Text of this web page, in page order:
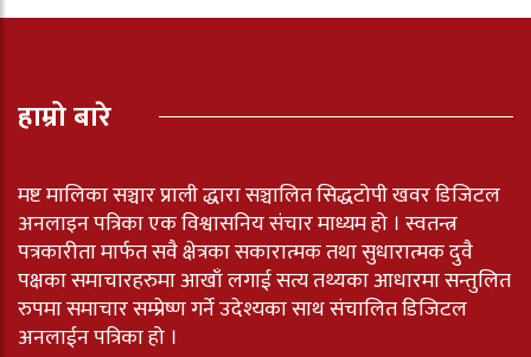
हाम्रो बारे
मष्ट मालिका सञ्चार प्राली द्धारा सञ्चालित सिद्धटोपी खवर डिजिटल
अनलाइन पत्रिका एक विश्वासनिय संचार माध्यम हो । स्वतन्त्र
पत्रकारीता मार्फत सवै क्षेत्रका सकारात्मक तथा सुधारात्मक दुवै
पक्षका समाचारहरुमा आखाँ लगाई सत्य तथ्यका आधारमा सन्तुलित
रुपमा समाचार सम्प्रेष्ण गर्ने उदेश्यका साथ संचालित डिजिटल
अनलाईन पत्रिका हो ।